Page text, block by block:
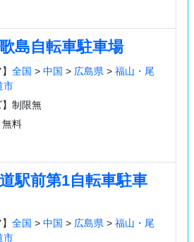
島自転車駐車場
全国 > 中国 > 広島県 > 福山・尾
市
】制限無
無料
駅前第1自転車駐車
全国 > 中国 > 広島県 > 福山・尾
市